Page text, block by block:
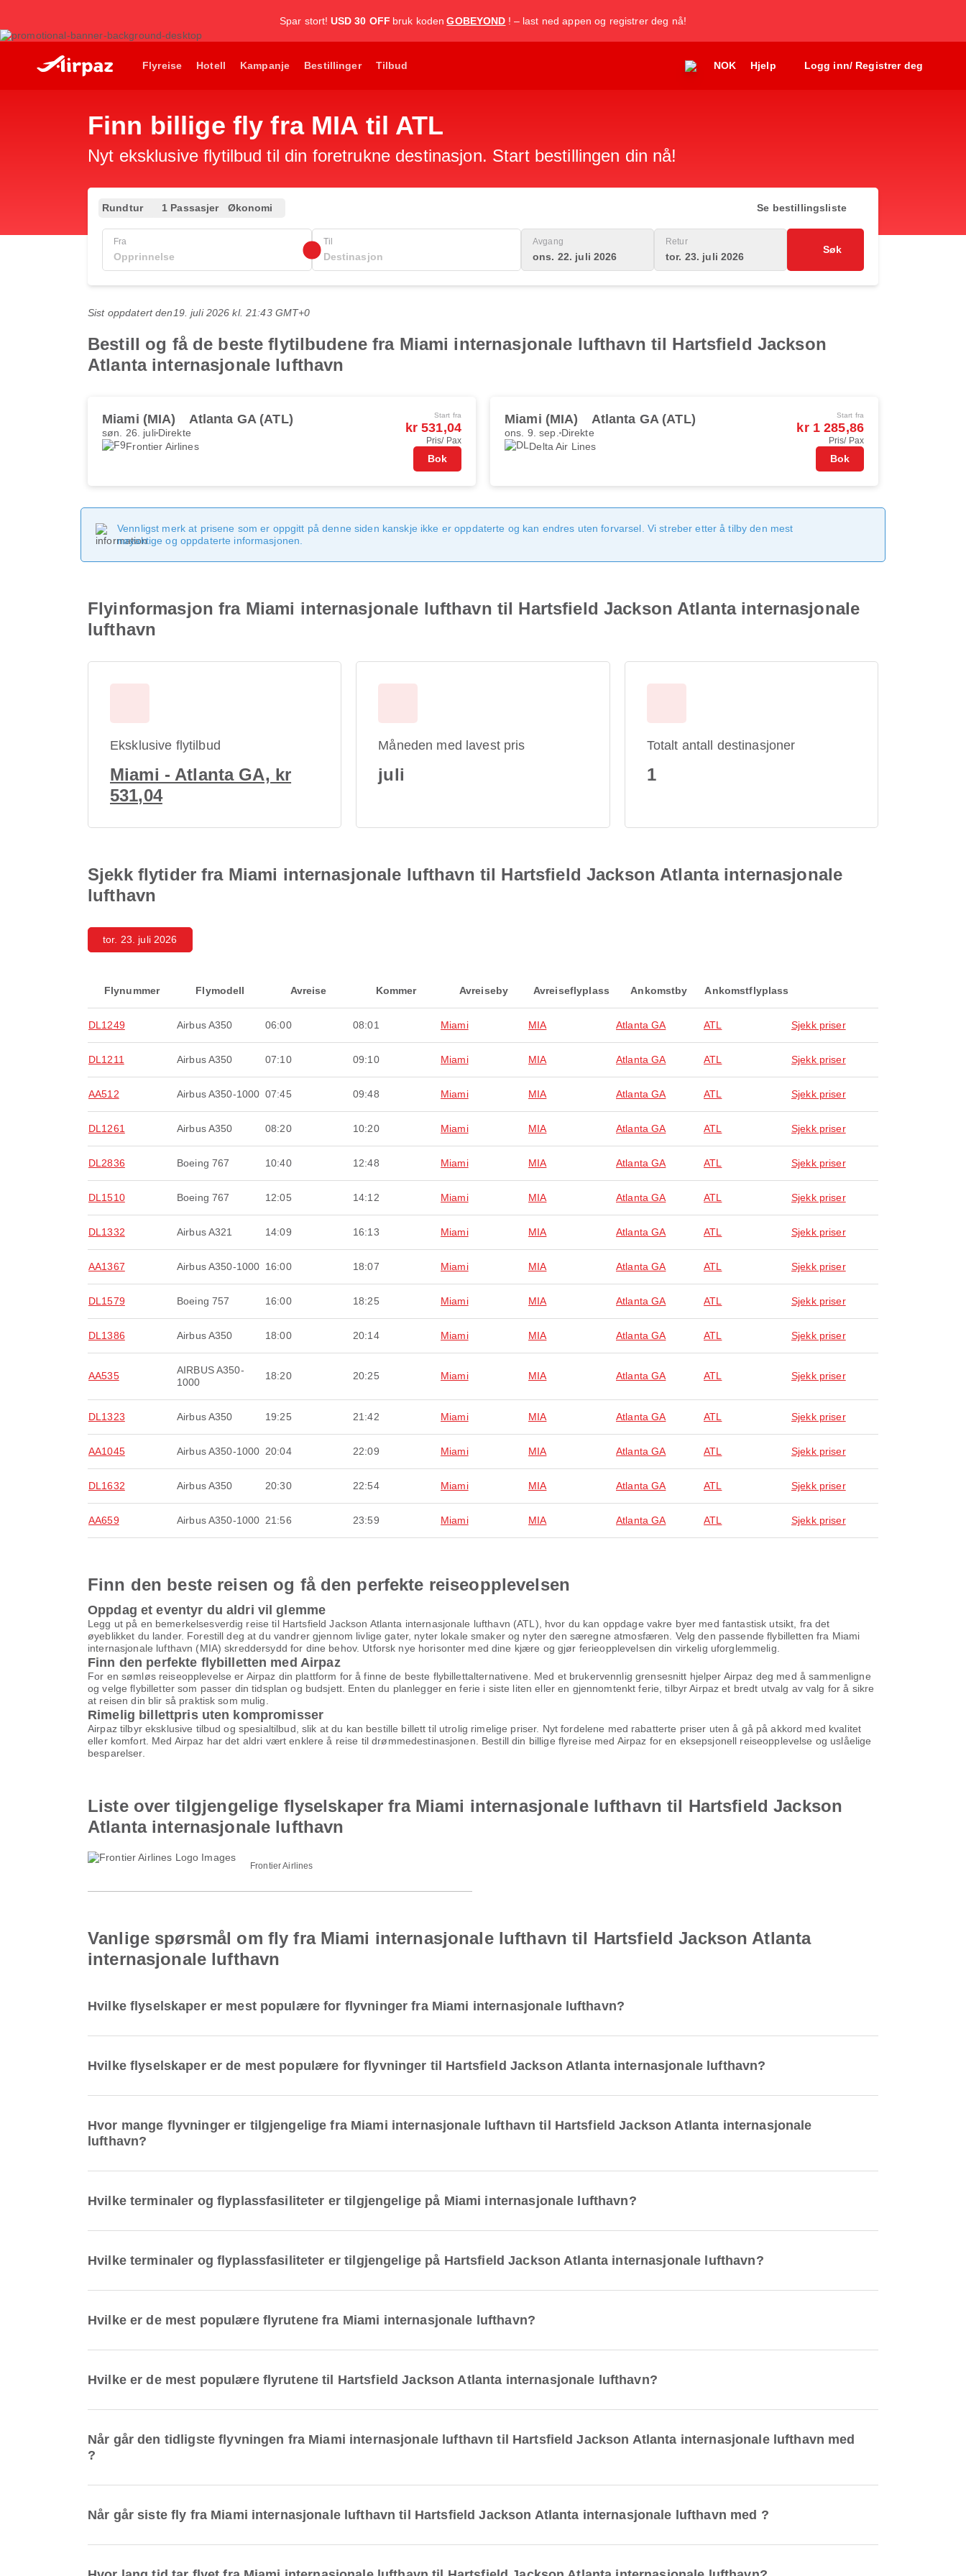
Spar stort! USD 30 OFF bruk koden GOBEYOND ! – last ned appen og registrer deg nå!
Flyreise Hotell Kampanje Bestillinger Tilbud NOK Hjelp Logg inn/ Registrer deg
Finn billige fly fra MIA til ATL
Nyt eksklusive flytilbud til din foretrukne destinasjon. Start bestillingen din nå!
Rundtur 1 Passasjer Økonomi Se bestillingsliste
Fra Til Avgang
ons. 22. juli 2026
Retur
tor. 23. juli 2026
Søk
Sist oppdatert den 19. juli 2026 kl. 21:43 GMT+0
Bestill og få de beste flytilbudene fra Miami internasjonale lufthavn til Hartsfield Jackson
Atlanta internasjonale lufthavn
Miami (MIA) Atlanta GA (ATL)
søn. 26. juliDirekte
Frontier Airlines
Start fra
kr 531,04
Pris/ Pax
Bok
Miami (MIA) Atlanta GA (ATL)
ons. 9. sep. Direkte
Delta Air Lines
Start fra
kr 1 285,86
Pris/ Pax
Bok
Vennligst merk at prisene som er oppgitt på denne siden kanskje ikke er oppdaterte og kan endres uten forvarsel. Vi streber etter å tilby den mest
nøyaktige og oppdaterte informasjonen.
Flyinformasjon fra Miami internasjonale lufthavn til Hartsfield Jackson Atlanta internasjonale
lufthavn
Eksklusive flytilbud
Miami - Atlanta GA, kr
531,04
Måneden med lavest pris
juli
Totalt antall destinasjoner
1
Sjekk flytider fra Miami internasjonale lufthavn til Hartsfield Jackson Atlanta internasjonale
lufthavn
tor. 23. juli 2026
Flynummer Flymodell Avreise Kommer Avreiseby Avreiseflyplass Ankomstby Ankomstflyplass
DL1249 Airbus A350 06:00 08:01 Miami MIA Atlanta GA ATL Sjekk priser
DL1211 Airbus A350 07:10 09:10 Miami MIA Atlanta GA ATL Sjekk priser
AA512 Airbus A350-1000 07:45 09:48 Miami MIA Atlanta GA ATL Sjekk priser
DL1261 Airbus A350 08:20 10:20 Miami MIA Atlanta GA ATL Sjekk priser
DL2836 Boeing 767 10:40 12:48 Miami MIA Atlanta GA ATL Sjekk priser
DL1510 Boeing 767 12:05 14:12 Miami MIA Atlanta GA ATL Sjekk priser
DL1332 Airbus A321 14:09 16:13 Miami MIA Atlanta GA ATL Sjekk priser
AA1367 Airbus A350-1000 16:00 18:07 Miami MIA Atlanta GA ATL Sjekk priser
DL1579 Boeing 757 16:00 18:25 Miami MIA Atlanta GA ATL Sjekk priser
DL1386 Airbus A350 18:00 20:14 Miami MIA Atlanta GA ATL Sjekk priser
AA535
AIRBUS A350-
1000
18:20 20:25 Miami MIA Atlanta GA ATL Sjekk priser
DL1323 Airbus A350 19:25 21:42 Miami MIA Atlanta GA ATL Sjekk priser
AA1045 Airbus A350-1000 20:04 22:09 Miami MIA Atlanta GA ATL Sjekk priser
DL1632 Airbus A350 20:30 22:54 Miami MIA Atlanta GA ATL Sjekk priser
AA659 Airbus A350-1000 21:56 23:59 Miami MIA Atlanta GA ATL Sjekk priser
Finn den beste reisen og få den perfekte reiseopplevelsen
Oppdag et eventyr du aldri vil glemme
Legg ut på en bemerkelsesverdig reise til Hartsfield Jackson Atlanta internasjonale lufthavn (ATL), hvor du kan oppdage vakre byer med fantastisk utsikt, fra det
øyeblikket du lander. Forestill deg at du vandrer gjennom livlige gater, nyter lokale smaker og nyter den særegne atmosfæren. Velg den passende flybilletten fra Miami
internasjonale lufthavn (MIA) skreddersydd for dine behov. Utforsk nye horisonter med dine kjære og gjør ferieopplevelsen din virkelig uforglemmelig.
Finn den perfekte flybilletten med Airpaz
For en sømløs reiseopplevelse er Airpaz din plattform for å finne de beste flybillettalternativene. Med et brukervennlig grensesnitt hjelper Airpaz deg med å sammenligne
og velge flybilletter som passer din tidsplan og budsjett. Enten du planlegger en ferie i siste liten eller en gjennomtenkt ferie, tilbyr Airpaz et bredt utvalg av valg for å sikre
at reisen din blir så praktisk som mulig.
Rimelig billettpris uten kompromisser
Airpaz tilbyr eksklusive tilbud og spesialtilbud, slik at du kan bestille billett til utrolig rimelige priser. Nyt fordelene med rabatterte priser uten å gå på akkord med kvalitet
eller komfort. Med Airpaz har det aldri vært enklere å reise til drømmedestinasjonen. Bestill din billige flyreise med Airpaz for en eksepsjonell reiseopplevelse og uslåelige
besparelser.
Liste over tilgjengelige flyselskaper fra Miami internasjonale lufthavn til Hartsfield Jackson
Atlanta internasjonale lufthavn
Frontier Airlines
Vanlige spørsmål om fly fra Miami internasjonale lufthavn til Hartsfield Jackson Atlanta
internasjonale lufthavn
Hvilke flyselskaper er mest populære for flyvninger fra Miami internasjonale lufthavn?
Hvilke flyselskaper er de mest populære for flyvninger til Hartsfield Jackson Atlanta internasjonale lufthavn?
Hvor mange flyvninger er tilgjengelige fra Miami internasjonale lufthavn til Hartsfield Jackson Atlanta internasjonale
lufthavn?
Hvilke terminaler og flyplassfasiliteter er tilgjengelige på Miami internasjonale lufthavn?
Hvilke terminaler og flyplassfasiliteter er tilgjengelige på Hartsfield Jackson Atlanta internasjonale lufthavn?
Hvilke er de mest populære flyrutene fra Miami internasjonale lufthavn?
Hvilke er de mest populære flyrutene til Hartsfield Jackson Atlanta internasjonale lufthavn?
Når går den tidligste flyvningen fra Miami internasjonale lufthavn til Hartsfield Jackson Atlanta internasjonale lufthavn med
?
Når går siste fly fra Miami internasjonale lufthavn til Hartsfield Jackson Atlanta internasjonale lufthavn med ?